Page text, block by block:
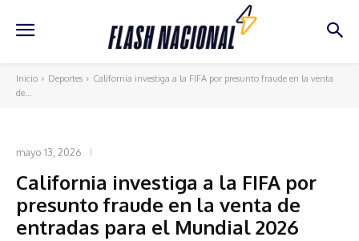
Inicio Deportes
California investiga a la FIFA por presunto fraude en la venta
de...
mayo 13, 2026
California investiga a la FIFA por
presunto fraude en la venta de
entradas para el Mundial 2026